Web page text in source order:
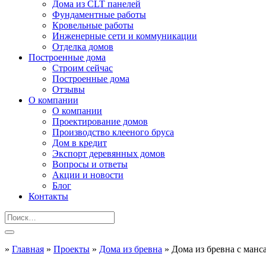
Дома из CLT панелей
Фундаментные работы
Кровельные работы
Инженерные сети и коммуникации
Отделка домов
Построенные дома
Строим сейчас
Построенные дома
Отзывы
О компании
О компании
Проектирование домов
Производство клееного бруса
Дом в кредит
Экспорт деревянных домов
Вопросы и ответы
Акции и новости
Блог
Контакты
» Главная » Проекты » Дома из бревна » Дома из бревна с